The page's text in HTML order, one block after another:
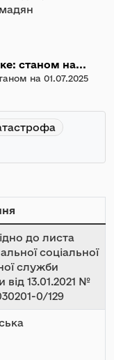
станом на...
на 01.07.2025
до листа
соціальної
служби
від 13.01.2021 №
0/129